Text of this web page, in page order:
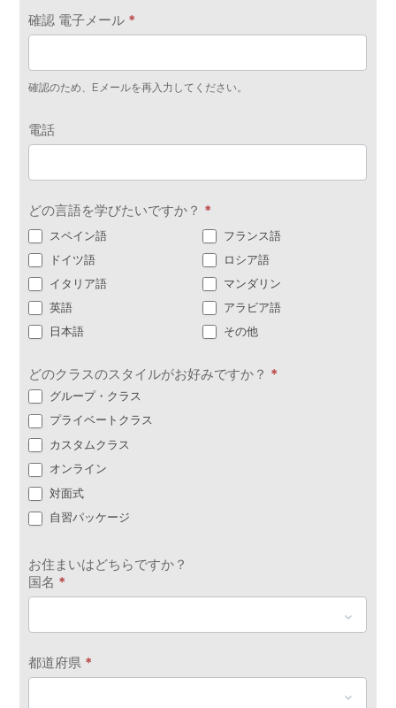
ォ
ー
確認 電子メール *
確認のため、Eメールを再入力してください。
電話
どの言語を学びたいですか？ *
スペイン語
フランス語
ドイツ語
ロシア語
イタリア語
マンダリン
英語
アラビア語
日本語
その他
どのクラスのスタイルがお好みですか？ *
グループ・クラス
プライベートクラス
カスタムクラス
オンライン
対面式
自習パッケージ
お住まいはどちらですか？
国名 *
都道府県 *